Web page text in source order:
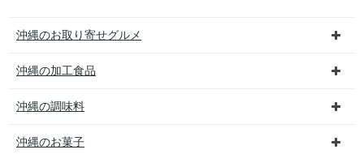
沖縄のお取り寄せグルメ
沖縄の加工食品
沖縄の調味料
沖縄のお菓子